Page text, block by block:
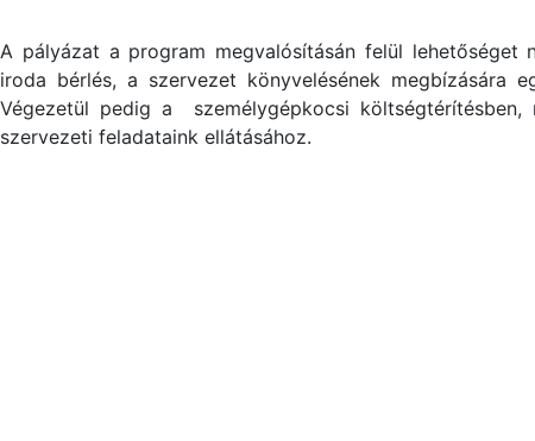
A pályázat a program megvalósításán felül
iroda bérlés, a szervezet könyvelésének megbízására
Végezetül pedig a személygépkocsi
szervezeti feladataink ellátásához.